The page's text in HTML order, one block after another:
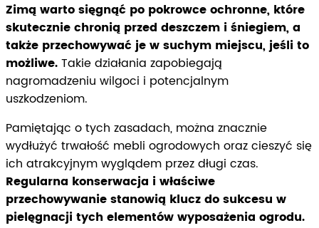
Zimą warto sięgnąć po pokrowce ochronne, które
skutecznie chronią przed deszczem i śniegiem, a
także przechowywać je w suchym miejscu, jeśli to
możliwe.Takie działania zapobiegają
nagromadzeniu wilgoci i potencjalnym
uszkodzeniom.
Pamiętając o tych zasadach, można znacznie
wydłużyć trwałość mebli ogrodowych oraz cieszyć się
ich atrakcyjnym wyglądem przez długi czas.
Regularna konserwacja i właściwe
przechowywanie stanowią klucz do sukcesu w
pielęgnacji tych elementów wyposażenia ogrodu.